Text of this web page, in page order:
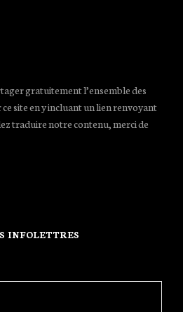
gratuitement l’ensemble des
site en y incluant un lien renvoyant
traduire notre contenu, merci de
INFOLETTRES